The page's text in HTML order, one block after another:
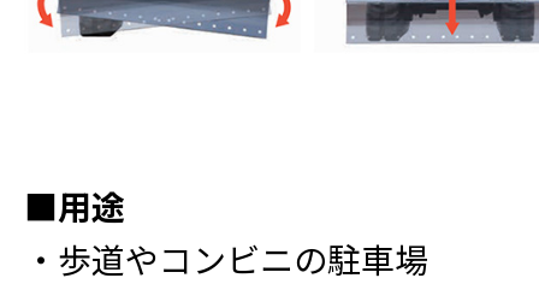
■用途
・歩道やコンビニの駐車場